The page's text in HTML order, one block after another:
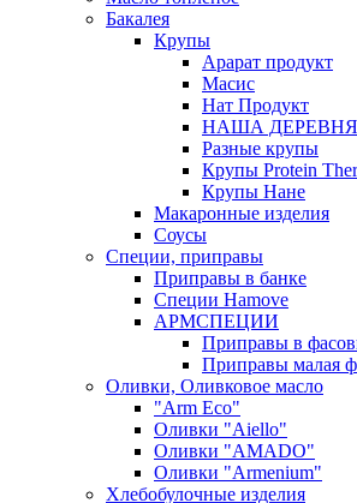
Бакалея
Крупы
Арарат продукт
Масис
Нат Продукт
НАША ДЕРЕВНЯ
Разные крупы
Крупы Protein
Крупы Нане
Макаронные изделия
Соусы
Специи, приправы
Приправы в банке
Специи Hamove
АРМСПЕЦИИ
Приправы в
Приправы малая
Оливки, Оливковое масло
"Arm Eco"
Оливки "Aiello"
Оливки "AMADO"
Оливки "Armenium"
Хлебобулочные изделия